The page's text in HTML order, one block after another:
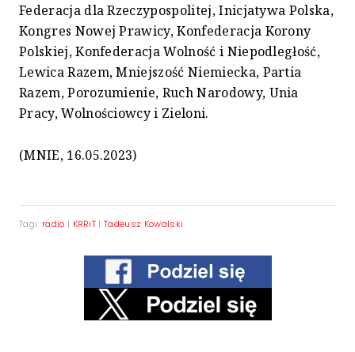
Federacja dla Rzeczypospolitej, Inicjatywa Polska,
Kongres Nowej Prawicy, Konfederacja Korony
Polskiej, Konfederacja Wolność i Niepodległość,
Lewica Razem, Mniejszość Niemiecka, Partia
Razem, Porozumienie, Ruch Narodowy, Unia
Pracy, Wolnościowcy i Zieloni.
(MNIE, 16.05.2023)
Tagi: radio | KRRiT |Tadeusz Kowalski